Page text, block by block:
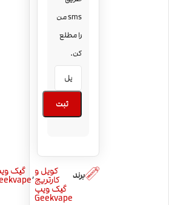
sms من
را مطلع
کن.
ثبت
برند کویل و
کارتریج
گیک ویپ
Geekvape
, گیک